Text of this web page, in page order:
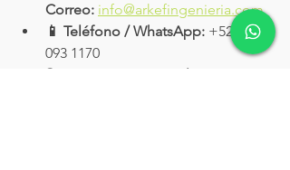
Correo: info@arkefingenieria.com
📱 Teléfono / WhatsApp: +52 818
093 1170
🌐 Conoce nuestras soluciones